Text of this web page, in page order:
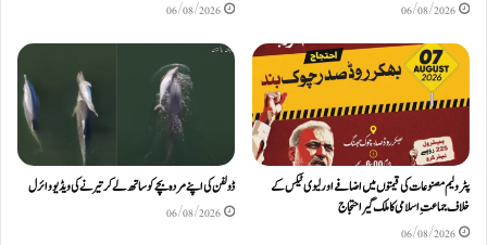
06/08/2026
06/08/2026
پٹرولیم مصنوعات کی قیمتوں میں اضافے اور لیوی ٹیکس کے
خلاف جماعتِ اسلامی کا ملک گیر احتجاج
06/08/2026
ڈولفن کی اپنے مردہ بچے کو ساتھ لے کر تیرنے کی ویڈیو وائرل
06/08/2026